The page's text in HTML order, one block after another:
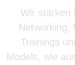
Wir stärken
Networking,
Trainings
Models, wie